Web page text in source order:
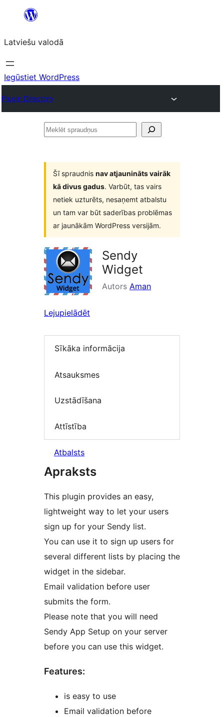
Pāriet
saturu
Latviešu valodā
Iegūstiet WordPress
Plugin Directory
Meklēt
Šī spraudnis nav atjaunināts vairāk
kā divus gadus. Varbūt, tas vairs
netiek uzturēts, nesaņemt atbalstu
un tam var būt saderības problēmas
ar jaunākām WordPress versijām.
Sendy
Widget
Autors Aman
Lejupielādēt
Sīkāka informācija
Atsauksmes
Uzstādīšana
Attīstība
Atbalsts
Apraksts
This plugin provides an easy,
lightweight way to let your users
sign up for your Sendy list.
You can use it to sign up users for
several different lists by placing the
widget in the sidebar.
Email validation before user
submits the form.
Please note that you will need
Sendy App Setup on your server
before you can use this widget.
Features:
is easy to use
Email validation before